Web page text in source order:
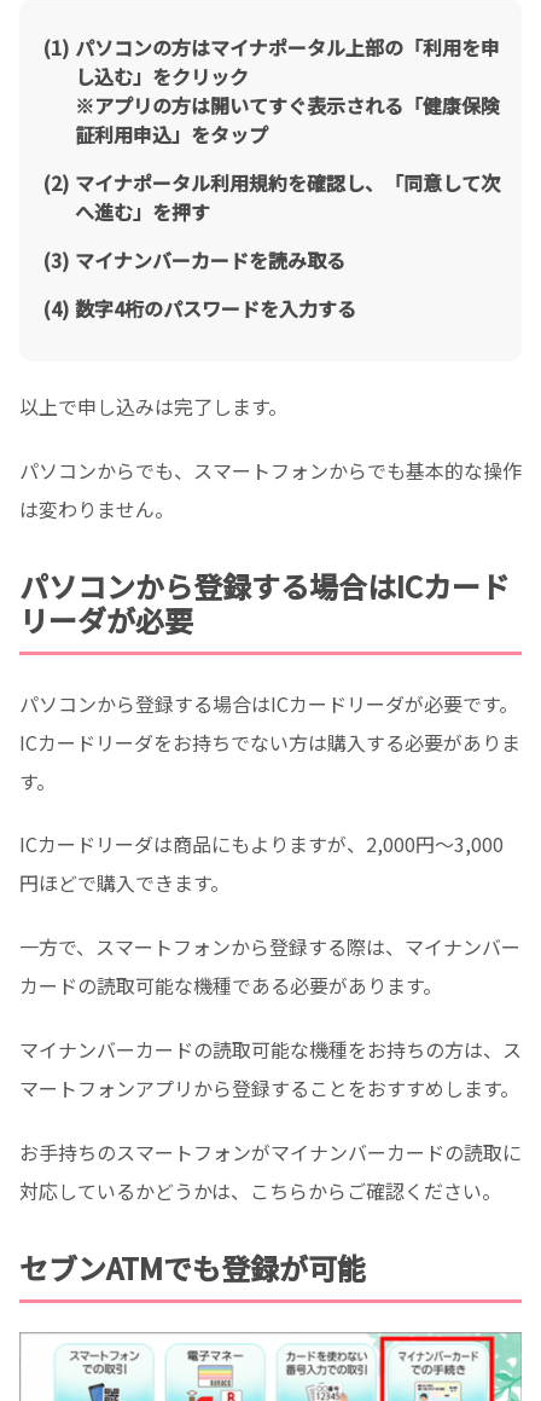
パソコンの方はマイナポータル上部の「利用を申
し込む」をクリック
※アプリの方は開いてすぐ表示される「健康保険
証利用申込」をタップ
マイナポータル利用規約を確認し、「同意して次
へ進む」を押す
マイナンバーカードを読み取る
数字4桁のパスワードを入力する
以上で申し込みは完了します。
パソコンからでも、スマートフォンからでも基本的な操作
は変わりません。
パソコンから登録する場合はICカード
リーダが必要
パソコンから登録する場合はICカードリーダが必要です。
ICカードリーダをお持ちでない方は購入する必要がありま
す。
ICカードリーダは商品にもよりますが、2,000円〜3,000
円ほどで購入できます。
一方で、スマートフォンから登録する際は、マイナンバー
カードの読取可能な機種である必要があります。
マイナンバーカードの読取可能な機種をお持ちの方は、ス
マートフォンアプリから登録することをおすすめします。
お手持ちのスマートフォンがマイナンバーカードの読取に
対応しているかどうかは、こちらからご確認ください。
セブンATMでも登録が可能